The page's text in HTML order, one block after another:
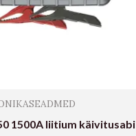
1500A liitium käivitusabi